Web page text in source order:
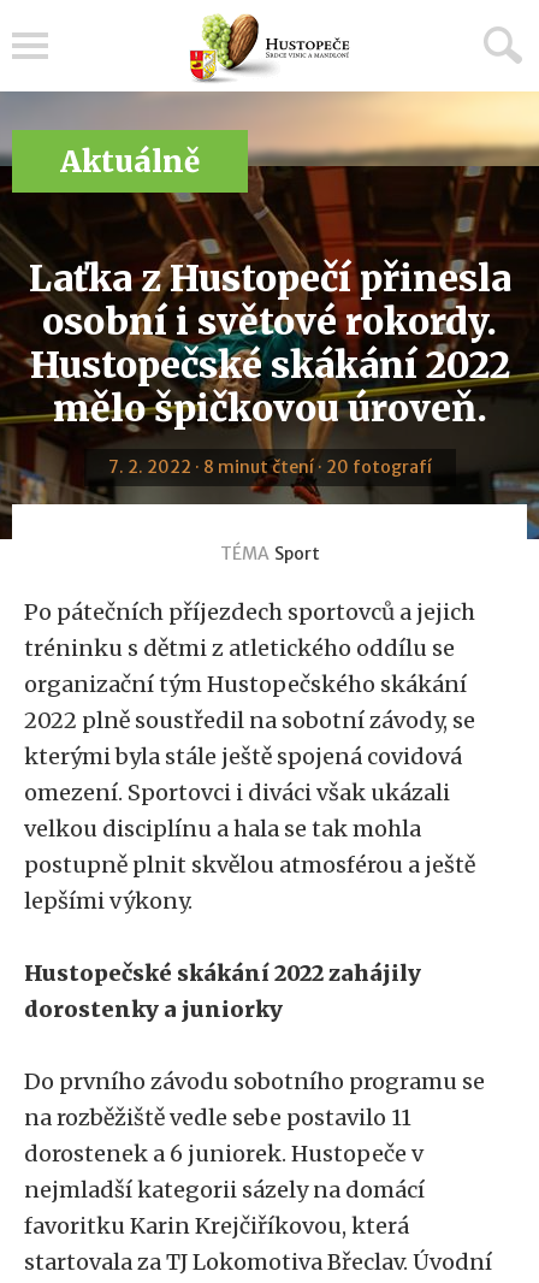
Aktuálně
Laťka z Hustopečí přinesla
osobní i světové rokordy.
Hustopečské skákání 2022
mělo špičkovou úroveň.
7. 2. 2022 · 8 minut čtení · 20 fotografí
TÉMA Sport
Po pátečních příjezdech sportovců a jejich
tréninku s dětmi z atletického oddílu se
organizační tým Hustopečského skákání
2022 plně soustředil na sobotní závody, se
kterými byla stále ještě spojená covidová
omezení. Sportovci i diváci však ukázali
velkou disciplínu a hala se tak mohla
postupně plnit skvělou atmosférou a ještě
lepšími výkony.
Hustopečské skákání 2022 zahájily
dorostenky a juniorky
Do prvního závodu sobotního programu se
na rozběžiště vedle sebe postavilo 11
dorostenek a 6 juniorek. Hustopeče v
nejmladší kategorii sázely na domácí
favoritku Karin Krejčiříkovou, která
startovala za TJ Lokomotiva Břeclav. Úvodní